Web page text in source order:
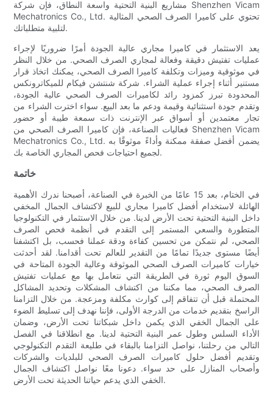
مشاريع البنية التحتية واسعة النطاق، فإن شركة Shenzhen Vicam
Mechatronics Co., Ltd. تحتوي على كاميرا الصرف الصحي المثالية
لتلبية متطلباتك.
يعد الاستثمار في كاميرا مجاري عالية الجودة أمرًا ضروريًا لإجراء
عمليات تفتيش دقيقة وفعالة لمجاري الصرف الصحي. من خلال النظر
في موثوقية وميزات وتكلفة كاميرا الصرف الصحي، يمكنك اتخاذ قرار
مستنير أثناء إجراء عملية الشراء. شركة شنتشن فيكام للميكاترونكس
المحدودة تبرز كمزود رائد لكاميرات الصرف الصحي عالية الجودة،
وتقدم جودة استثنائية وقيمة ودعم ما بعد البيع. سواء اخترت الشراء من
تجار معتمدين أو أسواق عبر الإنترنت ذات سمعة طيبة أو حضور
فعاليات الصناعة، فإن كاميرا الصرف الصحي من Shenzhen Vicam
Mechatronics Co., Ltd. يضمن أفضل صفقة ممكنة وأداءً موثوقًا به
لجميع احتياجات فحص المجاري الخاصة بك.
خاتمة
في الختام، بعد 15 عامًا من الخبرة في الصناعة، أصبحنا ندرك الأهمية
الهائلة لاستخدام أفضل كاميرا مجاري للبيع لاكتشاف الجمال المخفي
داخل البنية التحتية تحت الأرض لدينا. من خلال الاستثمار في التكنولوجيا
المتطورة والسعي المستمر إلى التقدم في أنظمة فحص الصرف
الصحي، لم نتمكن من تحسين كفاءة ودقة عملنا فحسب، بل اكتشفنا
أيضًا مستوى جديدًا تمامًا من التقدير للعالم تحت أقدامنا. لقد أحدثت
خيارات كاميرات الصرف الصحي الموثوقة وعالية الجودة المتاحة في
السوق اليوم ثورة في الطريقة التي نتعامل بها مع عمليات تفتيش
الصرف الصحي، مما مكننا من اكتشاف المشكلات وتحديد المشاكل
المحتملة قبل أن تتفاقم إلى كوارث مكلفة ومزعجة. من خلال التزامنا
الراسخ بتقديم خدمات من الدرجة الأولى، فإننا نهدف إلى تسليط الضوء
على الجمال الخفي الذي يكمن داخل شبكاتنا تحت الأرض، وضمان
الأداء السلس وطول عمر البنية التحتية لدينا. مع انطلاقنا في الفصل
التالي من رحلتنا، نواصل التزامنا بالبقاء في طليعة التقدم التكنولوجي
وتقديم أفضل حلول كاميرات الصرف الصحي للبلديات والشركات
وأصحاب المنازل على حد سواء. دعونا معًا نواصل اكتشاف الجمال
الخفي الذي يدعم حياتنا الحديثة تحت الأرض.